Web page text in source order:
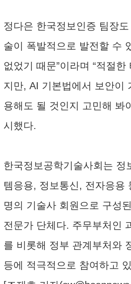
정다은 한국정보인증 팀장도
술이 폭발적으로 발전할 수
없었기 때문”이라며 “적절한
지만, AI 기본법에서 보안이
용해도 될 것인지 고민해 봐
시했다.
한국정보공학기술사회는 정
템응용, 정보통신, 전자응용
명의 기술사 회원으로 구성
전문가 단체다. 주무부처인
를 비롯해 정부 관계부처와
등에 적극적으로 참여하고